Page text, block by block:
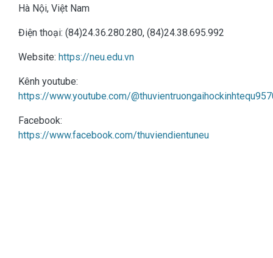
Hà Nội, Việt Nam
Điện thoại: (84)24.36.280.280, (84)24.38.695.992
Website: https://neu.edu.vn
Kênh youtube:
https://www.youtube.com/
Facebook:
https://www.facebook.com/thuviendientuneu